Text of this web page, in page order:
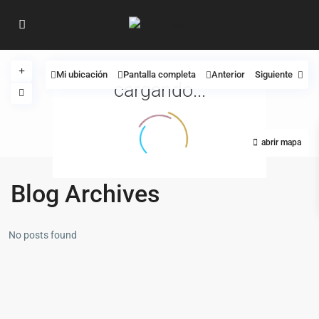
cargando...
abrir mapa
Mi ubicación Pantalla completa Anterior Siguiente
Blog Archives
No posts found